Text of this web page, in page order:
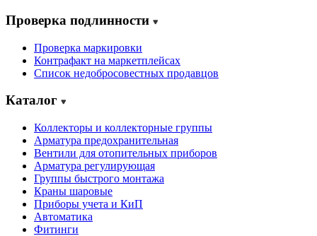
Проверка подлинности
Проверка маркировки
Контрафакт на маркетплейсах
Cписок недобросовестных продавцов
Каталог
Коллекторы и коллекторные группы
Арматура предохранительная
Вентили для отопительных приборов
Арматура регулирующая
Группы быстрого монтажа
Краны шаровые
Приборы учета и КиП
Автоматика
Фитинги